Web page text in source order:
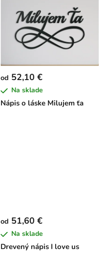
Nápis o láske Milujem ťa
od 52,10 €
Na sklade
Drevený nápis I love us
od 51,60 €
Na sklade